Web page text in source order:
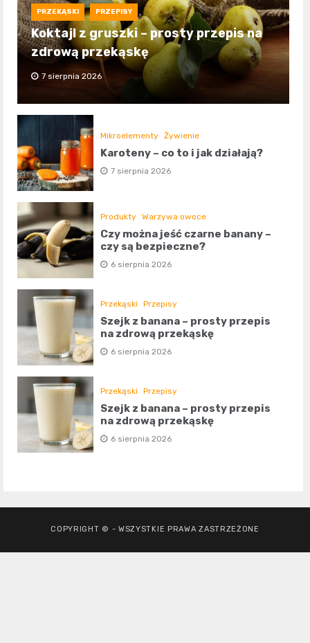
PRZEKĄSKI PRZEPISY
Koktajl z gruszki – prosty przepis na
zdrową przekąskę
7 sierpnia 2026
Mikroelementy Żywienie
Karoteny – co to i jak działają?
7 sierpnia 2026
Produkty Warzywa owoce
Czy można jeść czarne banany –
czy są bezpieczne?
6 sierpnia 2026
Przekąski Przepisy
Szejk z banana – prosty przepis
na zdrową przekąskę
6 sierpnia 2026
Przekąski Przepisy
Szejk z banana – prosty przepis
na zdrową przekąskę
6 sierpnia 2026
COPYRIGHT © - WSZYSTKIE PRAWA ZASTRZEŻONE